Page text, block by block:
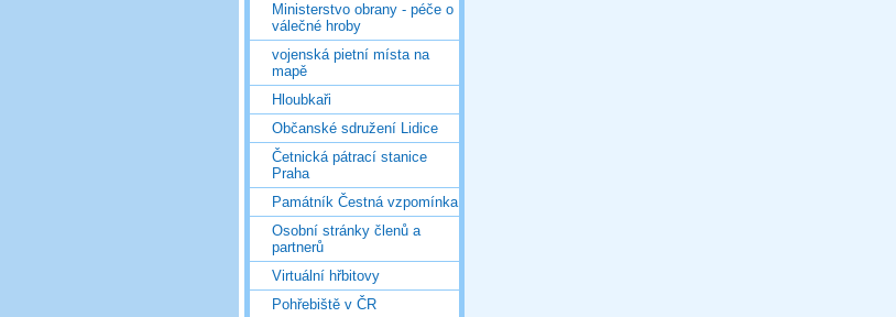
Ministerstvo obrany - péče o
válečné hroby
vojenská pietní místa na
mapě
Hloubkaři
Občanské sdružení Lidice
Četnická pátrací stanice
Praha
Památník Čestná vzpomínka
Osobní stránky členů a
partnerů
Virtuální hřbitovy
Pohřebiště v ČR